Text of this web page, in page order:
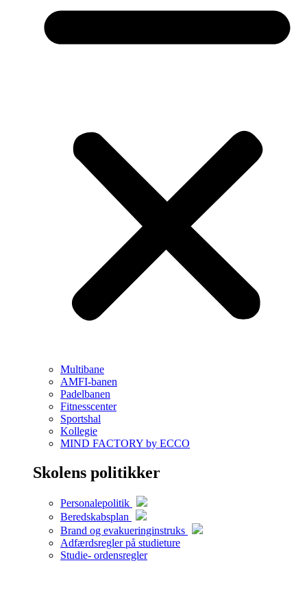
Multibane
AMFI-banen
Padelbanen
Fitnesscenter
Sportshal
Kollegie
MIND FACTORY by ECCO
Skolens politikker
Personalepolitik
Beredskabsplan
Brand og evakueringinstruks
Adfærdsregler på studieture
Studie- ordensregler